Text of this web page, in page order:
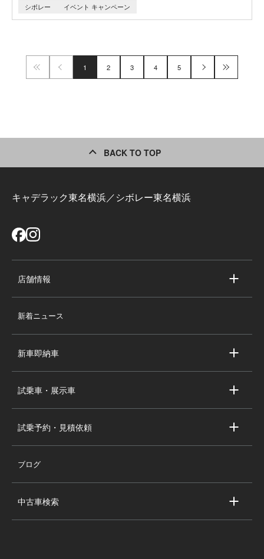
シボレー イベント キャンペーン
1 2 3 4 5
BACK TO TOP
キャデラック東名横浜／シボレー東名横浜
店舗情報
スタッフ紹介
新着ニュース
新車即納車
シボレー新車即納車
試乗車・展示車
シボレー試乗車・展示車
試乗予約・見積依頼
試乗予約
ブログ
中古車検索